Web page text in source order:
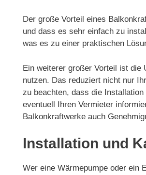
Der große Vorteil eines
und dass es sehr einfach zu
was es zu einer praktischen
Ein weiterer großer Vorteil ist die
nutzen. Das reduziert nicht nur
zu beachten, dass die
eventuell Ihren Vermieter
Balkonkraftwerke auch
Installation und
Wer eine Wärmepumpe oder ein